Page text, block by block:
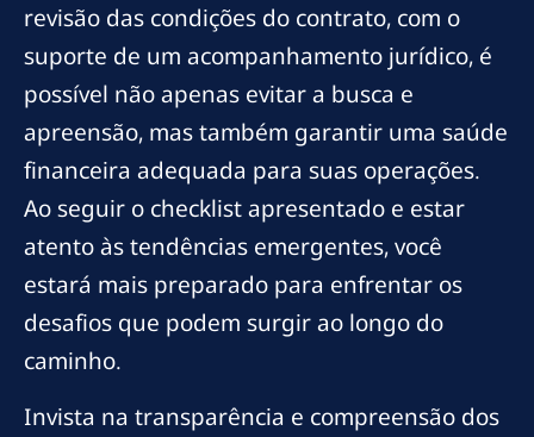
revisão das condições do contrato, com o
suporte de um acompanhamento jurídico, é
possível não apenas evitar a busca e
apreensão, mas também garantir uma saúde
financeira adequada para suas operações.
Ao seguir o checklist apresentado e estar
atento às tendências emergentes, você
estará mais preparado para enfrentar os
desafios que podem surgir ao longo do
caminho.
Invista na transparência e compreensão dos